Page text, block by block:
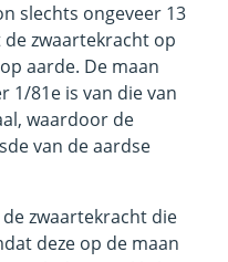
slechts ongeveer 13
zwaartekracht op
aarde. De maan
1/81e is van die van
waardoor de
van de aardse
zwaartekracht die
deze op de maan